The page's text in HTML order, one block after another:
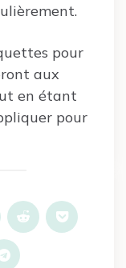
pour
aux
en étant
pour